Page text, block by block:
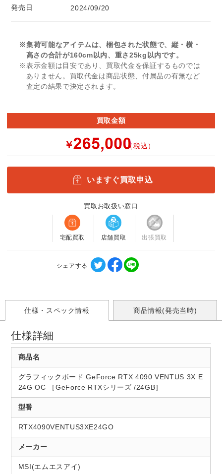
発売日 2024/09/20
※集荷可能なアイテムは、梱包された状態で、縦・横・
高さの合計が160cm以内、重さ25kg以内です。
※表示金額は目安であり、買取代金を保証するものでは
ありません。買取代金は商品状態、付属品の有無など
査定の結果で決定されます。
買取金額
￥ （税込）
いますぐ買取申込
買取お取扱い窓口
宅配買取 店舗買取 出張買取
シェアする
仕様・スペック情報 商品情報(発売当時)
仕様詳細
商品名
グラフィックボード GeForce RTX 4090 VENTUS 3X E
24G OC ［GeForce RTXシリーズ /24GB］
型番
RTX4090VENTUS3XE24GO
メーカー
MSI(エムエスアイ)